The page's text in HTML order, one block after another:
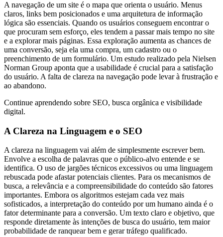
A navegação de um site é o mapa que orienta o usuário. Menus
claros, links bem posicionados e uma arquitetura de informação
lógica são essenciais. Quando os usuários conseguem encontrar o
que procuram sem esforço, eles tendem a passar mais tempo no site
e a explorar mais páginas. Essa exploração aumenta as chances de
uma conversão, seja ela uma compra, um cadastro ou o
preenchimento de um formulário. Um estudo realizado pela Nielsen
Norman Group aponta que a usabilidade é crucial para a satisfação
do usuário. A falta de clareza na navegação pode levar à frustração e
ao abandono.
Continue aprendendo sobre SEO, busca orgânica e visibilidade
digital.
A Clareza na Linguagem e o SEO
A clareza na linguagem vai além de simplesmente escrever bem.
Envolve a escolha de palavras que o público-alvo entende e se
identifica. O uso de jargões técnicos excessivos ou uma linguagem
rebuscada pode afastar potenciais clientes. Para os mecanismos de
busca, a relevância e a compreensibilidade do conteúdo são fatores
importantes. Embora os algoritmos estejam cada vez mais
sofisticados, a interpretação do conteúdo por um humano ainda é o
fator determinante para a conversão. Um texto claro e objetivo, que
responde diretamente às intenções de busca do usuário, tem maior
probabilidade de ranquear bem e gerar tráfego qualificado.